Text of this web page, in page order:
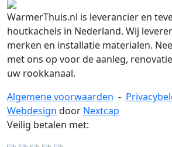
WarmerThuis.nl is leverancier en
houtkachels in Nederland. Wij
merken en installatie materialen.
met ons op voor de aanleg,
uw rookkanaal.
Algemene voorwaarden -
Webdesign door Nextcap
Veilig betalen met: